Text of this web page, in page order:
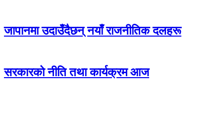
जापानमा उदाउँदैछन् नयाँ राजनीतिक दलहरू
सरकारको नीति तथा कार्यक्रम आज